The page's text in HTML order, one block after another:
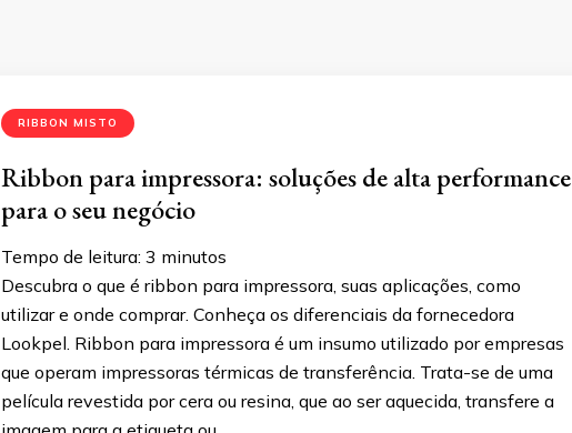
RIBBON MISTO
Ribbon para impressora: soluções de alta performance
para o seu negócio
Tempo de leitura: 3 minutos
Descubra o que é ribbon para impressora, suas aplicações, como
utilizar e onde comprar. Conheça os diferenciais da fornecedora
Lookpel. Ribbon para impressora é um insumo utilizado por empresas
que operam impressoras térmicas de transferência. Trata-se de uma
película revestida por cera ou resina, que ao ser aquecida, transfere a